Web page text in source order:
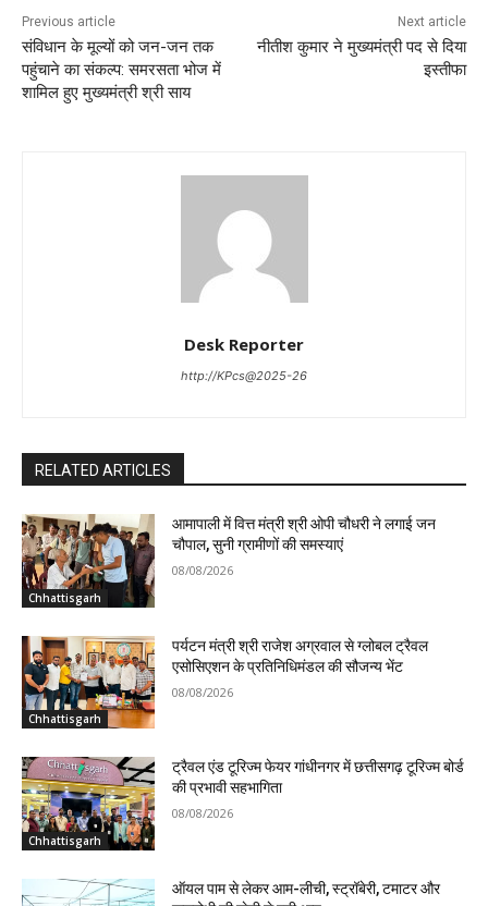
Previous article
संविधान के मूल्यों को जन-जन तक
पहुंचाने का संकल्प: समरसता भोज में
शामिल हुए मुख्यमंत्री श्री साय
Next article
नीतीश कुमार ने मुख्यमंत्री पद से दिया
इस्तीफा
Desk Reporter
http://KPcs@2025-26
RELATED ARTICLES
Chhattisgarh
आमापाली में वित्त मंत्री श्री ओपी चौधरी ने लगाई जन
चौपाल, सुनी ग्रामीणों की समस्याएं
08/08/2026
Chhattisgarh
पर्यटन मंत्री श्री राजेश अग्रवाल से ग्लोबल ट्रैवल
एसोसिएशन के प्रतिनिधिमंडल की सौजन्य भेंट
08/08/2026
Chhattisgarh
ट्रैवल एंड टूरिज्म फेयर गांधीनगर में छत्तीसगढ़ टूरिज्म बोर्ड
की प्रभावी सहभागिता
08/08/2026
ऑयल पाम से लेकर आम-लीची, स्ट्रॉबेरी, टमाटर और